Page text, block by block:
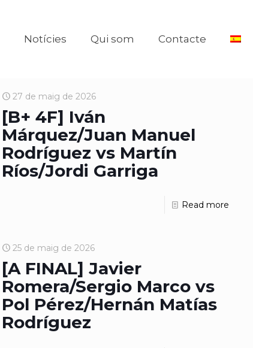
Notícies Qui som Contacte
27 de maig de 2026
[B+ 4F] Iván
Márquez/Juan Manuel
Rodríguez vs Martín
Ríos/Jordi Garriga
Read more
25 de maig de 2026
[A FINAL] Javier
Romera/Sergio Marco vs
Pol Pérez/Hernán Matías
Rodríguez